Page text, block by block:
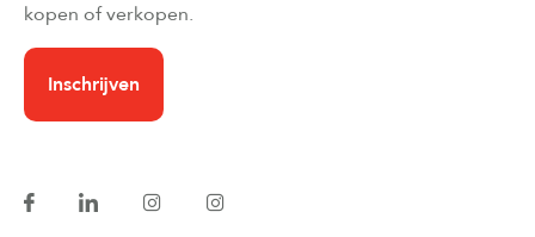
kopen of verkopen.
Inschrijven